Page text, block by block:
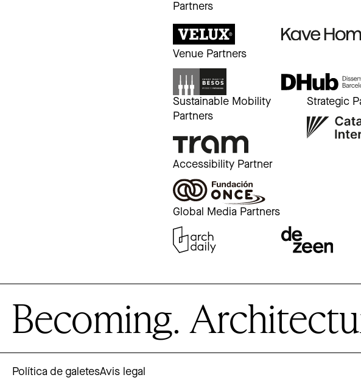
Partners
Venue Partners
Sustainable Mobility
Partners
Strategic
Accessibility Partner
Global Media Partners
Becoming.
Política de galetesAvis legal